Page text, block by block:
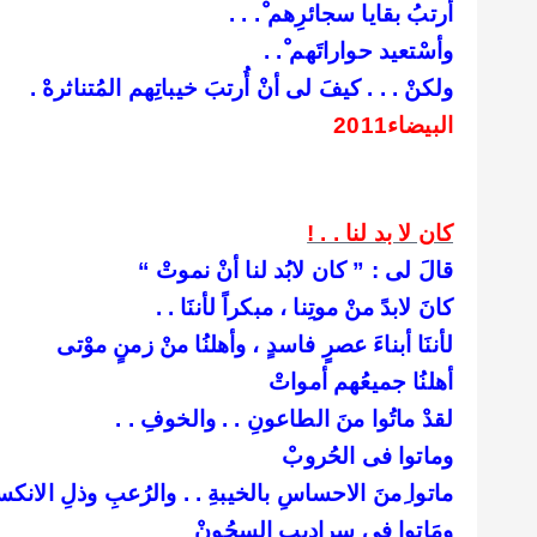
أرتبُ بقايا سجائرِهم ْ. . .
وأسْتعيد حواراتَهم ْ. .
ولكنْ . . . كيفَ لى أنْ أُرتبَ خيباتِهم المُتناثرهْ .
البيضاء2011
كان لا بد لنا . . !
قالَ لى : ” كان لابُد لنا أنْ نموتْ “
كانَ لابدً منْ موتِنا ، مبكراً لأننَا . .
لأننَا أبناءَ عصرٍ فاسدٍ ، وأهلنُا منْ زمنٍ موْتى
أهلنُا جميعُهم أمواتْ
لقدْ ماتُوا منَ الطاعونِ . . والخوفِ . .
وماتوا فى الحُروبْ
ماتوا ِمنَ الاحساسِ بالخيبةِ . . والرُعبِ وذلِ
ومَاتوا فى سراديبِ السجُونْ